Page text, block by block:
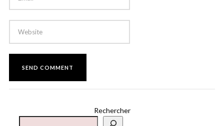
Rechercher